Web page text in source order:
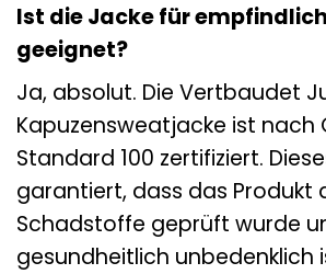
Ist die Jacke für
geeignet?
Ja, absolut. Die Vertbaudet
Kapuzensweatjacke ist nach
Standard 100 zertifiziert.
garantiert, dass das Produkt
Schadstoffe geprüft wurde
gesundheitlich unbedenklich